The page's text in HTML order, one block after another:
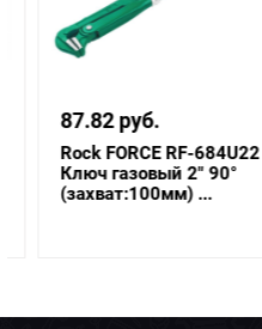
87.82 руб.
Rock FORCE RF-684U22
Ключ газовый 2" 90°
(захват:100мм) ...